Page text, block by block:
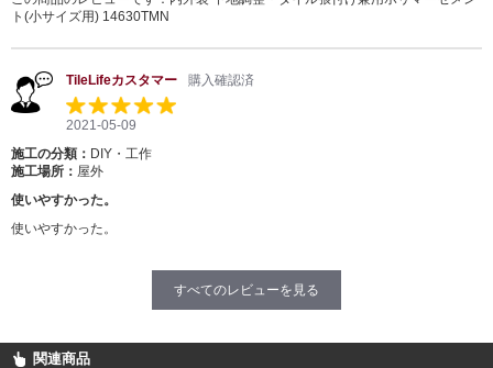
ト(小サイズ用) 14630TMN
TileLifeカスタマー 購入確認済
2021-05-09
施工の分類： DIY・工作
施工場所： 屋外
使いやすかった。
使いやすかった。
すべてのレビューを見る
関連商品